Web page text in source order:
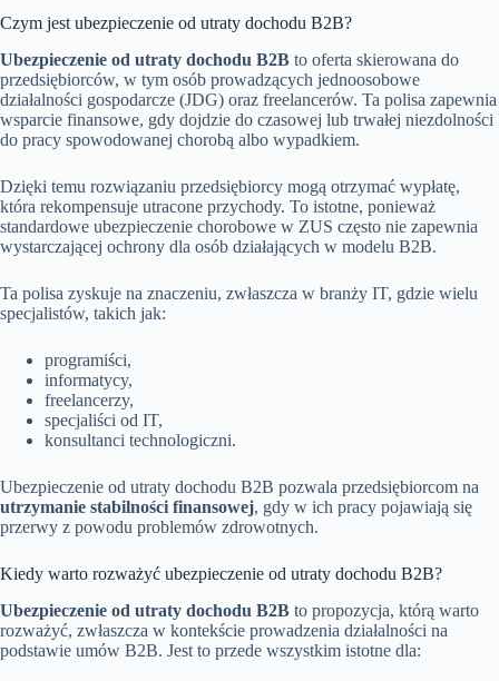
Czym jest ubezpieczenie od utraty dochodu B2B?
Ubezpieczenie od utraty dochodu B2B to oferta skierowana do
przedsiębiorców, w tym osób prowadzących jednoosobowe
działalności gospodarcze (JDG) oraz freelancerów. Ta polisa zapewnia
wsparcie finansowe, gdy dojdzie do czasowej lub trwałej niezdolności
do pracy spowodowanej chorobą albo wypadkiem.
Dzięki temu rozwiązaniu przedsiębiorcy mogą otrzymać wypłatę,
która rekompensuje utracone przychody. To istotne, ponieważ
standardowe ubezpieczenie chorobowe w ZUS często nie zapewnia
wystarczającej ochrony dla osób działających w modelu B2B.
Ta polisa zyskuje na znaczeniu, zwłaszcza w branży IT, gdzie wielu
specjalistów, takich jak:
programiści,
informatycy,
freelancerzy,
specjaliści od IT,
konsultanci technologiczni.
Ubezpieczenie od utraty dochodu B2B pozwala przedsiębiorcom na
utrzymanie stabilności finansowej, gdy w ich pracy pojawiają się
przerwy z powodu problemów zdrowotnych.
Kiedy warto rozważyć ubezpieczenie od utraty dochodu B2B?
Ubezpieczenie od utraty dochodu B2B to propozycja, którą warto
rozważyć, zwłaszcza w kontekście prowadzenia działalności na
podstawie umów B2B. Jest to przede wszystkim istotne dla: